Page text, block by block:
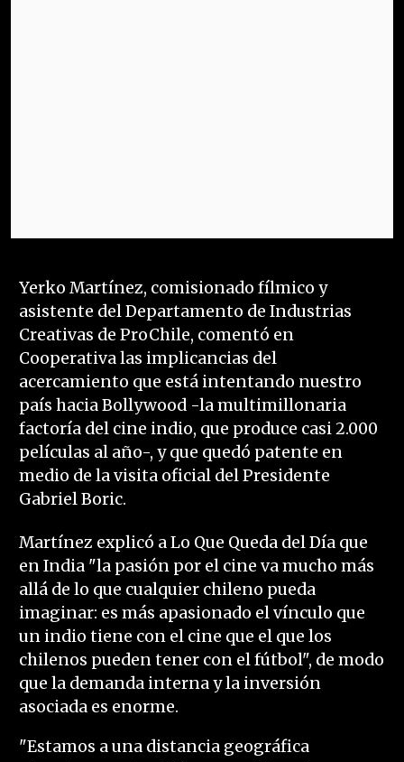
Yerko Martínez, comisionado fílmico y
asistente del Departamento de Industrias
Creativas de ProChile, comentó en
Cooperativa las implicancias del
acercamiento que está intentando nuestro
país hacia Bollywood -la multimillonaria
factoría del cine indio, que produce casi 2.000
películas al año-, y que quedó patente en
medio de la visita oficial del Presidente
Gabriel Boric.
Martínez explicó a Lo Que Queda del Día que
en India "la pasión por el cine va mucho más
allá de lo que cualquier chileno pueda
imaginar: es más apasionado el vínculo que
un indio tiene con el cine que el que los
chilenos pueden tener con el fútbol", de modo
que la demanda interna y la inversión
asociada es enorme.
"Estamos a una distancia geográfica